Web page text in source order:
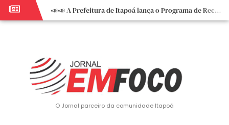
📣📣 A Prefeitura de Itapoá lança o Programa de Recuperação Fiscal (REFIS).
📢 Empreendedor do turismo, esta oportunidade é para você! Itapoá – SC.
O Jornal parceiro da comunidade Itapoá